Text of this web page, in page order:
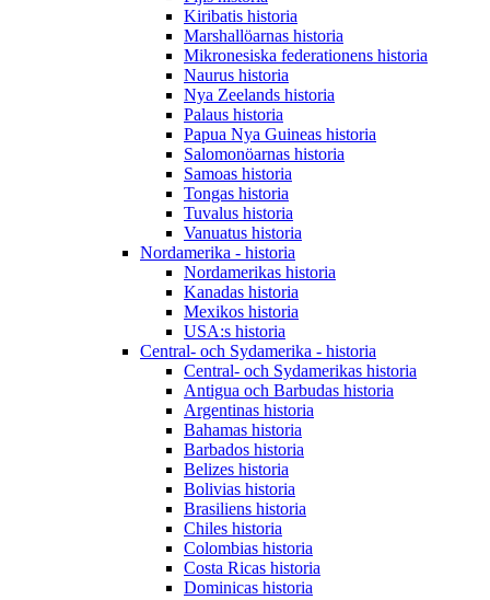
Kiribatis historia
Marshallöarnas historia
Mikronesiska federationens historia
Naurus historia
Nya Zeelands historia
Palaus historia
Papua Nya Guineas historia
Salomonöarnas historia
Samoas historia
Tongas historia
Tuvalus historia
Vanuatus historia
Nordamerika - historia
Nordamerikas historia
Kanadas historia
Mexikos historia
USA:s historia
Central- och Sydamerika - historia
Central- och Sydamerikas historia
Antigua och Barbudas historia
Argentinas historia
Bahamas historia
Barbados historia
Belizes historia
Bolivias historia
Brasiliens historia
Chiles historia
Colombias historia
Costa Ricas historia
Dominicas historia